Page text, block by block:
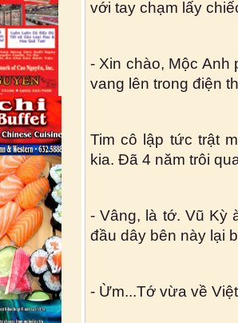
với tay chạm lấy
- Xin chào, Mộc Anh
vang lên trong điện
Tim cô lập tức trật
kia. Đã 4 năm trôi
- Vâng, là tớ. Vũ Kỳ
đầu dây bên này lại
- Ừm...Tớ vừa về